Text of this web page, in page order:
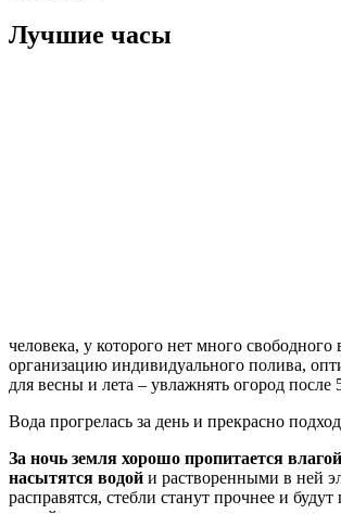
Лучшие часы
человека, у которого нет много свободного
организацию индивидуального полива,
для весны и лета – увлажнять огород после
Вода прогрелась за день и прекрасно
За ночь земля хорошо пропитается
насытятся водой и растворенными в ней
расправятся, стебли станут прочнее и будут